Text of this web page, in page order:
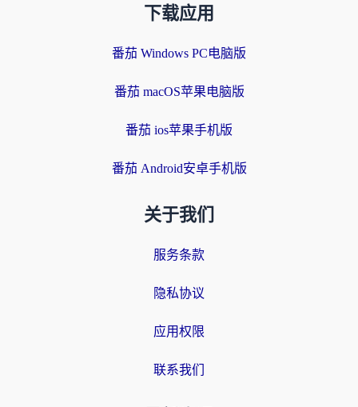
下载应用
番茄 Windows PC电脑版
番茄 macOS苹果电脑版
番茄 ios苹果手机版
番茄 Android安卓手机版
关于我们
服务条款
隐私协议
应用权限
联系我们